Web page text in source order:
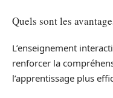
Quels sont les
L’enseignement
renforcer la
l’apprentissage plus